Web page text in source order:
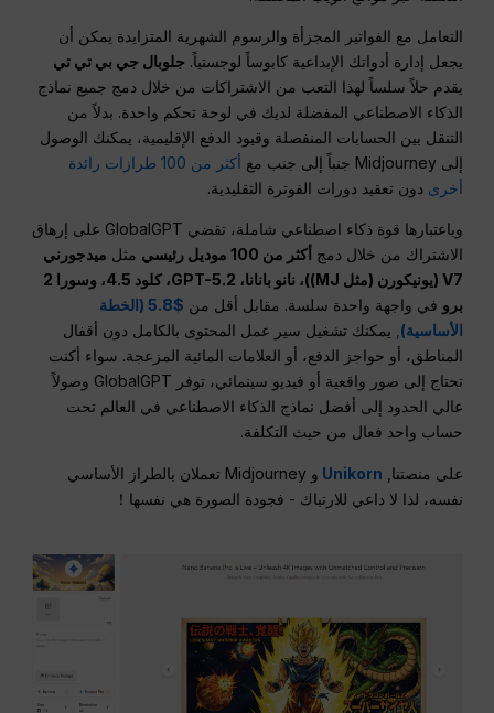
التعامل مع الفواتير المجزأة والرسوم الشهرية المتزايدة يمكن أن
يجعل إدارة أدواتك الإبداعية كابوساً لوجستياً. جلوبال جي بي تي تي
يقدم حلاً سلساً لهذا التعب من الاشتراكات من خلال دمج جميع نماذج
الذكاء الاصطناعي المفضلة لديك في لوحة تحكم واحدة. بدلاً من
التنقل بين الحسابات المنفصلة وقيود الدفع الإقليمية، يمكنك الوصول
إلى Midjourney جنباً إلى جنب مع
أكثر من 100 طرازات رائدة
أخرى دون تعقيد دورات الفوترة التقليدية.
وباعتبارها قوة ذكاء اصطناعي شاملة، تقضي GlobalGPT على إرهاق
الاشتراك من خلال دمج أكثر من 100 موديل رئيسي مثل ميدجورني
V7 (يونيكورن (مثل MJ))، نانو بانانا، GPT-5.2، كلود 4.5، وسورا 2
برو في واجهة واحدة سلسة. مقابل أقل من
$5.8 (الخطة
الأساسية), يمكنك تشغيل سير عمل المحتوى بالكامل دون أقفال
المناطق، أو حواجز الدفع، أو العلامات المائية المزعجة. سواء أكنت
تحتاج إلى صور واقعية أو فيديو سينمائي، توفر GlobalGPT وصولاً
عالي الحدود إلى أفضل نماذج الذكاء الاصطناعي في العالم تحت
حساب واحد فعال من حيث التكلفة.
على منصتنا, Unikorn
و Midjourney تعملان بالطراز الأساسي
نفسه، لذا لا داعي للارتباك - فجودة الصورة هي نفسها！